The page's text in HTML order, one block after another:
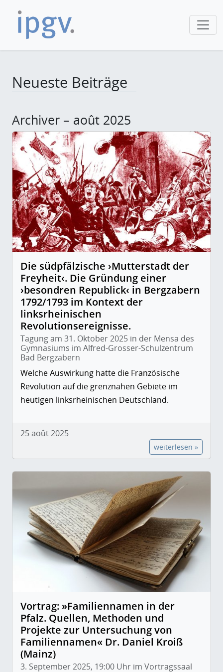
Neueste Beiträge
Archiver – août 2025
Die südpfälzische ›Mutterstadt der
Freyheit‹. Die Gründung einer
›besondren Republick‹ in Bergzabern
1792/1793 im Kontext der
linksrheinischen
Revolutionsereignisse.
Tagung am 31. Oktober 2025 in der Mensa des
Gymnasiums im Alfred-Grosser-Schulzentrum
Bad Bergzabern
Welche Auswirkung hatte die Französische
Revolution auf die grenznahen Gebiete im
heutigen linksrheinischen Deutschland.
25 août 2025
weiterlesen »
Vortrag: »Familiennamen in der
Pfalz. Quellen, Methoden und
Projekte zur Untersuchung von
Familiennamen« Dr. Daniel Kroiß
(Mainz)
3. September 2025, 19:00 Uhr im Vortragssaal